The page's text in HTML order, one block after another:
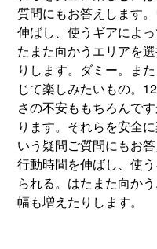
質問にもお答えします
伸ばし、使うギアによ
たまた向かうエリアを
りします。ダミー。ま
じて楽しみたいもの。
さの不安ももちろんで
ります。それらを安全
いう疑問ご質問にもお
行動時間を伸ばし、使
られる。はたまた向か
幅も増えたりします。